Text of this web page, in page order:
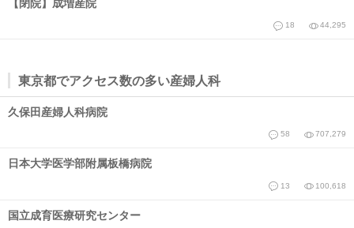
【閉院】成増産院
18 44,295
東京都でアクセス数の多い産婦人科
久保田産婦人科病院
58 707,279
日本大学医学部附属板橋病院
13 100,618
国立成育医療研究センター